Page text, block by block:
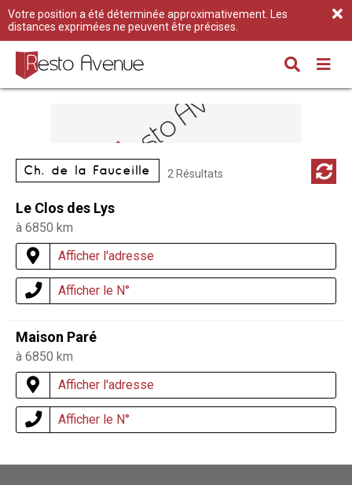
Votre position a été déterminée approximativement. Les
distances exprimées ne peuvent être précises.
Ch. de la Fauceille 2 Résultats
Le Clos des Lys
à 6850 km
Afficher l'adresse
Afficher le N°
Maison Paré
à 6850 km
Afficher l'adresse
Afficher le N°